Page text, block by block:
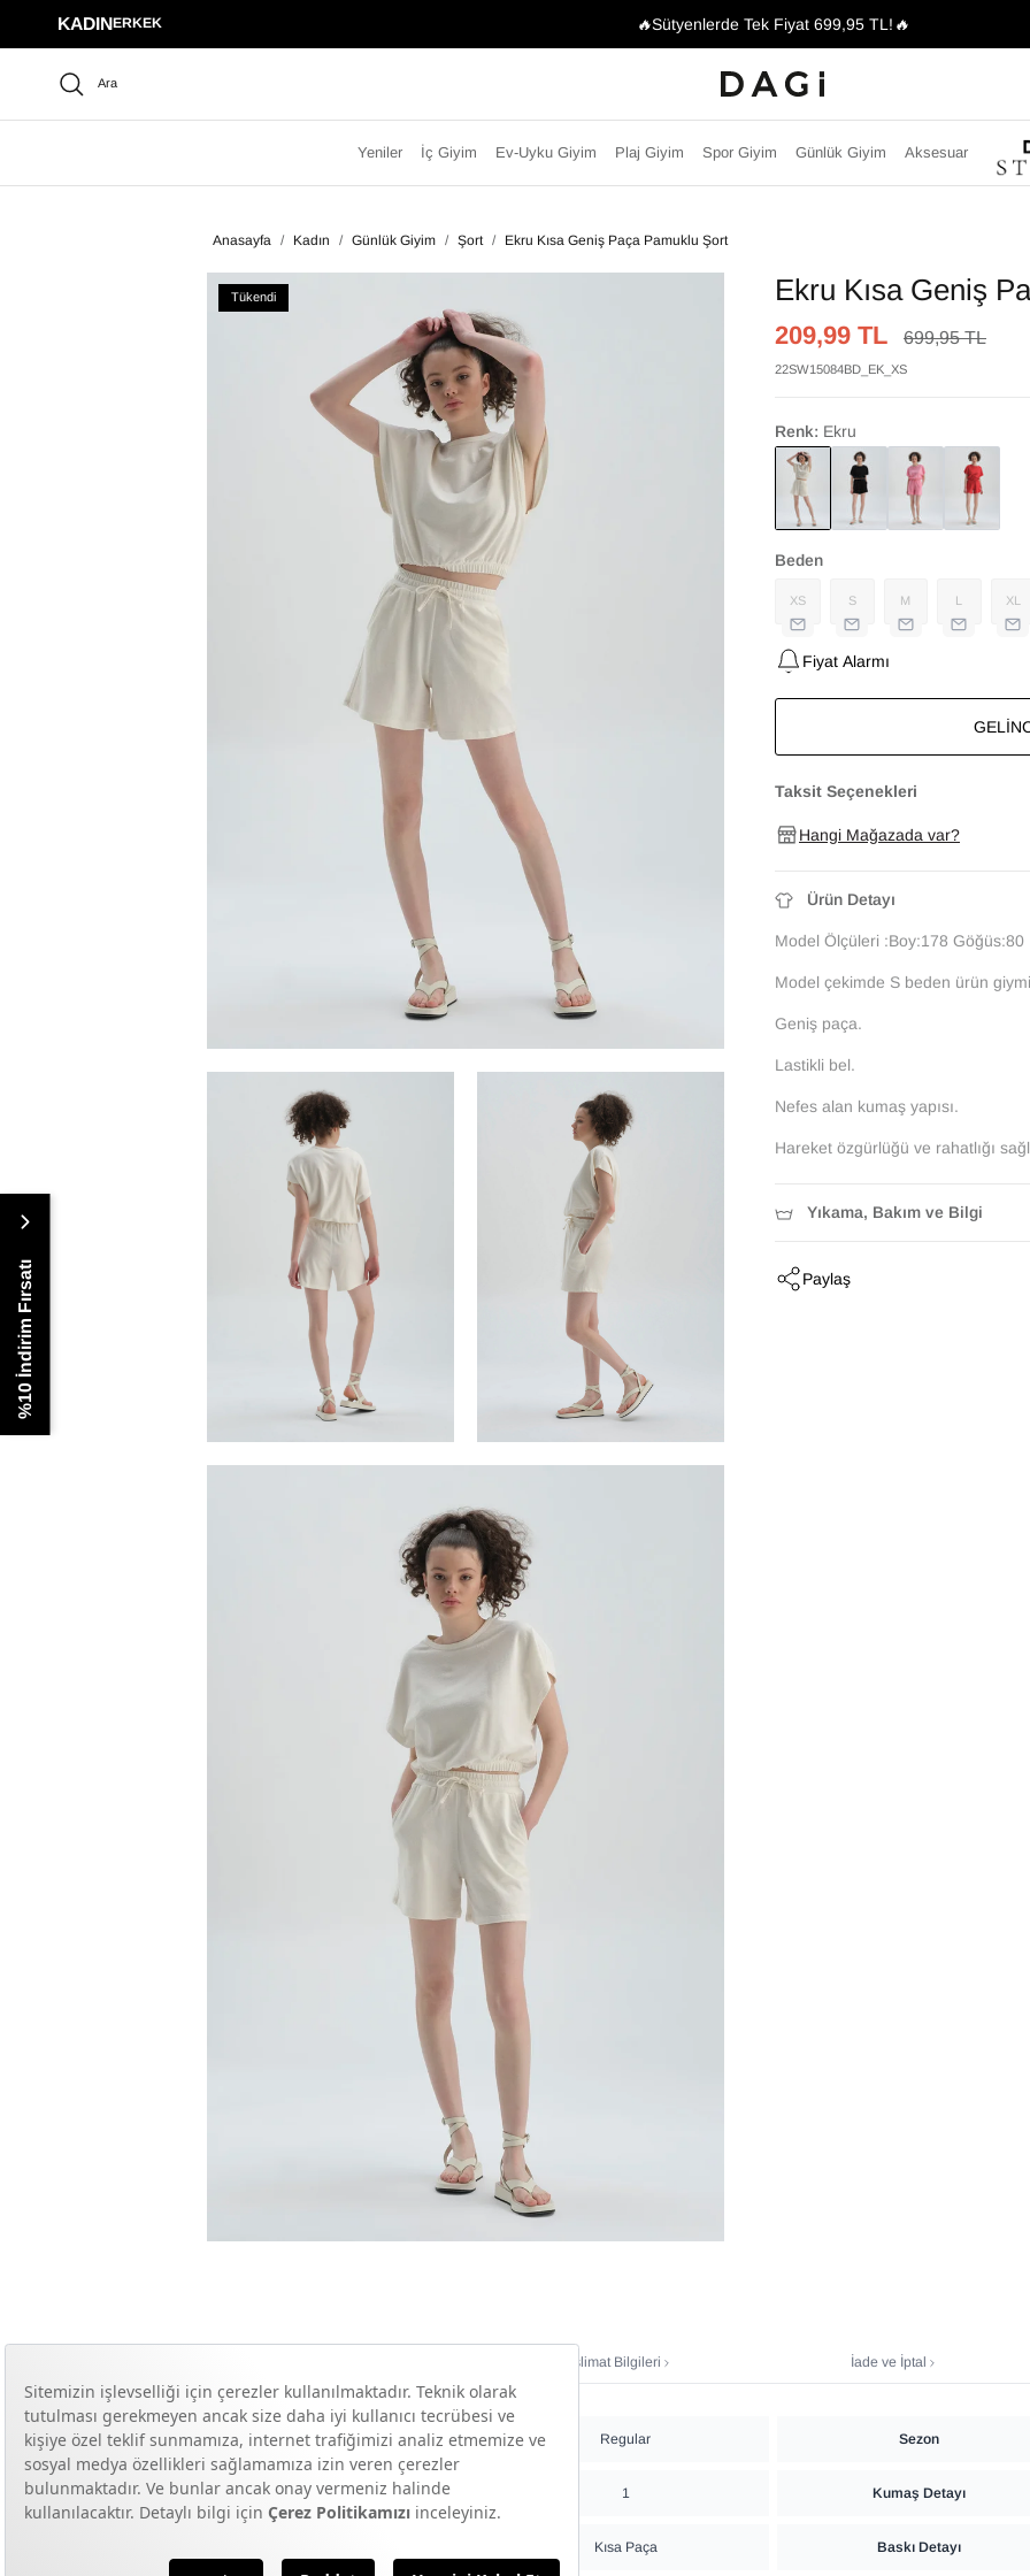
KADINERKEK 🔥Sütyenlerde Tek Fiyat 699,95 TL! 🔥
Ara
Yeniler İç Giyim Ev-Uyku Giyim Plaj Giyim Spor Giyim Günlük Giyim Aksesuar
Tükendi
Tükendi
Anasayfa / Kadın / Günlük Giyim / Şort / Ekru Kısa Geniş Paça Pamuklu Şort
Ekru Kısa Geniş
209,99 TL 699,95 TL
22SW15084BD_EK_XS
Renk: Ekru
Ekru
Beden
XS S M L XL
Fiyat Alarmı
Taksit Seçenekleri
Hangi Mağazada var?
Ürün Detayı
Model Ölçüleri :Boy:178
Model çekimde S beden ürün
Geniş paça.
Lastikli bel.
Nefes alan kumaş yapısı.
Hareket özgürlüğü ve rahatlığı
Yıkama, Bakım ve Bilgi
Paylaş
Teslimat Bilgileri İade ve İptal
Kalıp Regular Sezon
Paket İçi Ürün Adedi 1 Kumaş Detayı
Kısa Paça Baskı Detayı
%10 İndirim Fırsatı